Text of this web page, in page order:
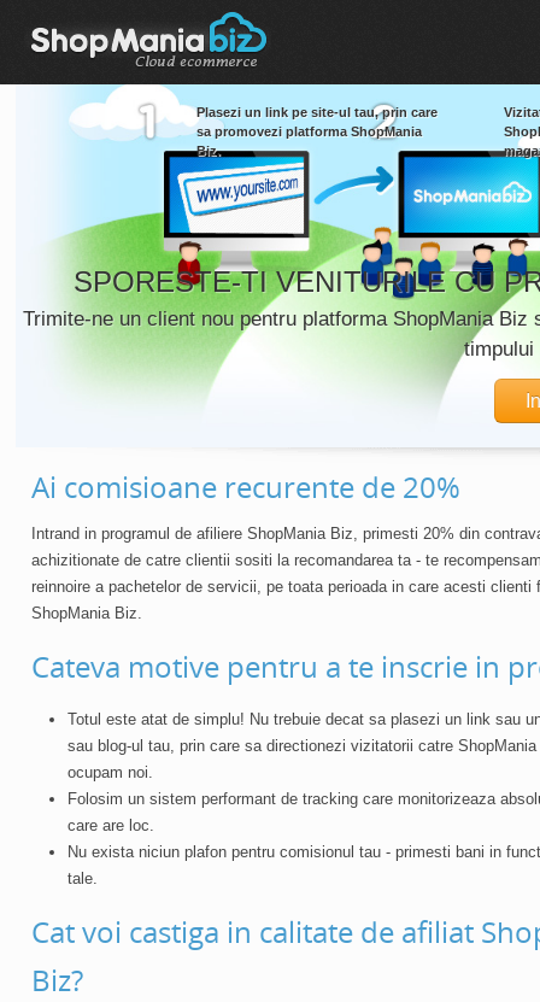
Plasezi un link pe site-ul tau, prin care
sa promovezi platforma ShopMania
Biz.
SPORESTE-TI VENITURILE CU
Trimite-ne un client nou pentru platforma ShopMania Biz
timpului
Ai comisioane recurente de 20%
Intrand in programul de afiliere ShopMania Biz, primesti 20% din
achizitionate de catre clientii sositi la recomandarea ta - te
reinnoire a pachetelor de servicii , pe toata perioada in care acesti clienti
ShopMania Biz.
Cateva motive pentru a te inscrie in
Totul este atat de simplu! Nu trebuie decat sa plasezi un link sau
sau blog-ul tau , prin care sa directionezi vizitatorii catre
ocupam noi.
Folosim un sistem performant de tracking care monitorizeaza
care are loc.
Nu exista niciun plafon pentru comisionul tau - primesti bani in
tale.
Cat voi castiga in calitate de afiliat
Biz?